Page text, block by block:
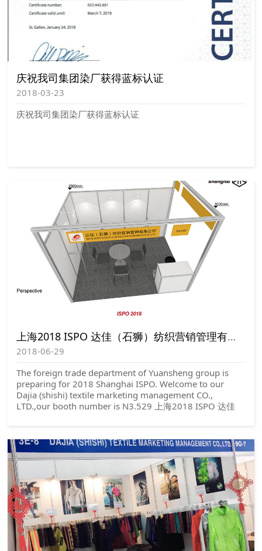
庆祝我司集团染厂获得蓝标认证
2018-03-23
庆祝我司集团染厂获得蓝标认证
上海2018 ISPO 达佳（石狮）纺织营销管理有限公司欢迎您
2018-06-29
The foreign trade department of Yuansheng group is
preparing for 2018 Shanghai ISPO. Welcome to our
Dajia (shishi) textile marketing management CO.,
LTD.,our booth number is N3.529 上海2018 ISPO 达佳